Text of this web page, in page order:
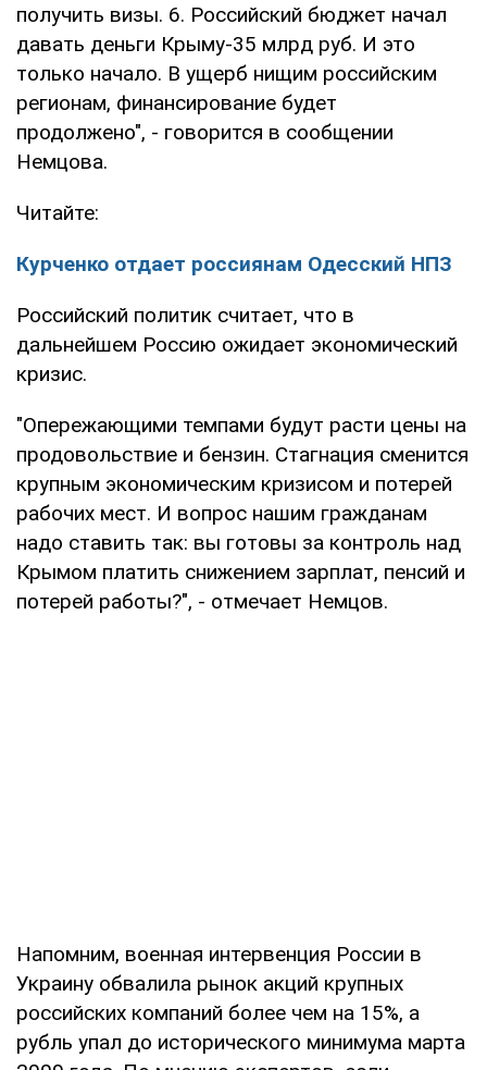
получить визы. 6. Российский бюджет начал
давать деньги Крыму-35 млрд руб. И это
только начало. В ущерб нищим российским
регионам, финансирование будет
продолжено", - говорится в сообщении
Немцова.
Читайте:
Курченко отдает россиянам Одесский НПЗ
Российский политик считает, что в
дальнейшем Россию ожидает экономический
кризис.
"Опережающими темпами будут расти цены на
продовольствие и бензин. Стагнация сменится
крупным экономическим кризисом и потерей
рабочих мест. И вопрос нашим гражданам
надо ставить так: вы готовы за контроль над
Крымом платить снижением зарплат, пенсий и
потерей работы?", - отмечает Немцов.
Напомним, военная интервенция России в
Украину обвалила рынок акций крупных
российских компаний более чем на 15%, а
рубль упал до исторического минимума марта